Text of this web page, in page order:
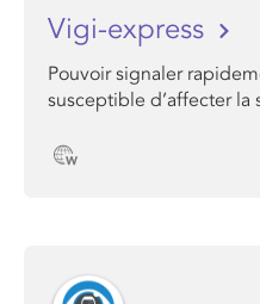
Vigi-express
Pouvoir signaler
susceptible d’affecter la